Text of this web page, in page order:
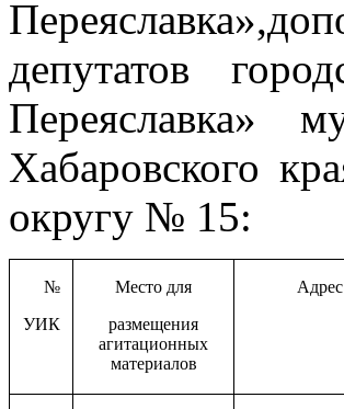
депутатов
Переяславка»
Хабаровского
округу № 15:
№
УИК
Место для
размещения
агитационных
материалов